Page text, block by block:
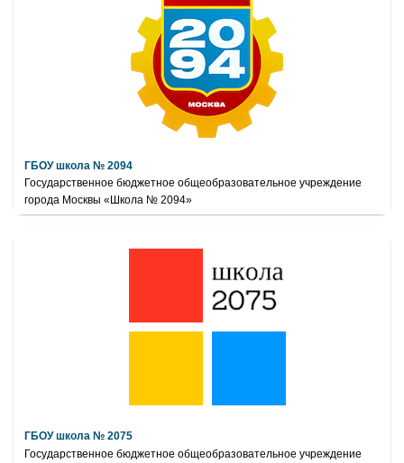
ГБОУ школа № 2094
Государственное бюджетное общеобразовательное учреждение
города Москвы «Школа № 2094»
ГБОУ школа № 2075
Государственное бюджетное общеобразовательное учреждение